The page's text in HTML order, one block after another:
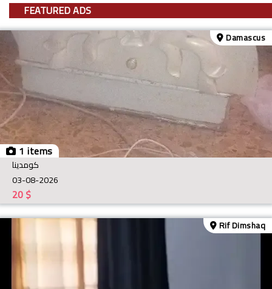
FEATURED ADS
1 items
Damascus
كومدينا
03-08-2026
$
20
Rif Dimshaq